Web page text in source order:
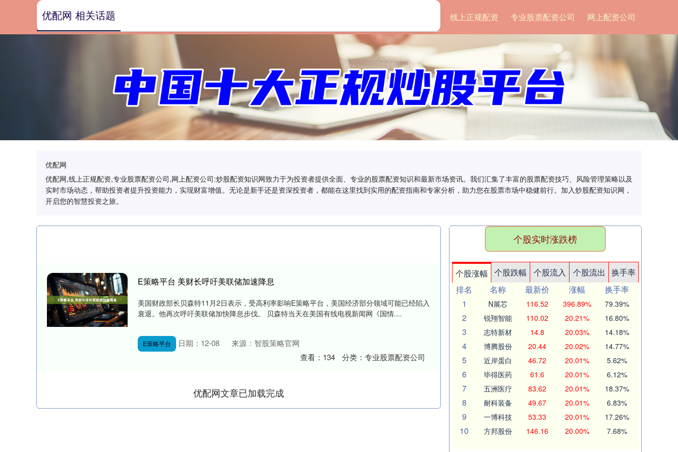
线上正规配资 专业股票配资公司 网上配资公司
优配网
优配网,线上正规配资,专业股票配资公司,网上配资公司:炒股配资知识网致力于为投资者提供全面、专业的股票配资知识和最新市场资讯。我们汇集了丰富的股票配资技巧、风险管理策略以及
实时市场动态，帮助投资者提升投资能力，实现财富增值。无论是新手还是资深投资者，都能在这里找到实用的配资指南和专家分析，助力您在股票市场中稳健前行。加入炒股配资知识网，
开启您的智慧投资之旅。
优配网 相关话题
E策略平台 美财长呼吁美联储加速降息
美国财政部长贝森特11月2日表示，受高利率影响E策略平台，美国经济部分领域可能已经陷入
衰退。他再次呼吁美联储加快降息步伐。 贝森特当天在美国有线电视新闻网《国情....
E策略平台 日期：12-08
来源：智股策略官网
查看： 134 分类： 专业股票配资公司
优配网文章已加载完成
个股实时涨跌榜
个股涨幅 个股跌幅 个股流入 个股流出
换手率
排名
名称 最新价 涨幅
换手率
1
N展芯 116.52 396.89% 79.39%
2 锐翔智能 110.02 20.21% 16.80%
3 志特新材 14.8 20.03% 14.18%
4 博腾股份 20.44 20.02% 14.77%
5 近岸蛋白 46.72 20.01% 5.62%
6 毕得医药 61.6 20.01% 6.12%
7 五洲医疗 83.62 20.01% 18.37%
8 耐科装备 49.67 20.01% 6.83%
9 一博科技 53.33 20.01% 17.26%
10 方邦股份 146.16 20.00% 7.68%